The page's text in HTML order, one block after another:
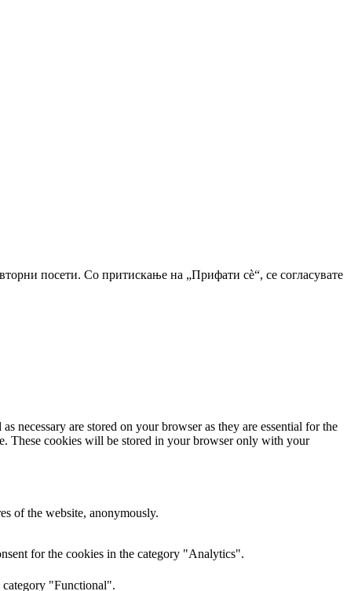
посети. Со притискање на „Прифати сè“, се согласувате
necessary are stored on your browser as they are essential for the
These cookies will be stored in your browser only with your
of the website, anonymously.
for the cookies in the category "Analytics".
category "Functional".